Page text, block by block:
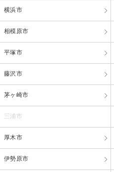
横浜市
相模原市
平塚市
藤沢市
茅ヶ崎市
三浦市
厚木市
伊勢原市